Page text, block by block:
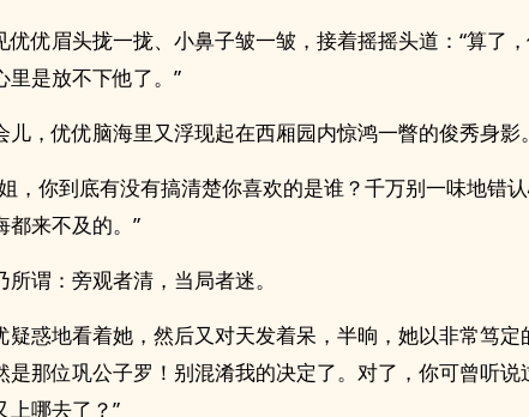
优优眉头拢一拢、小鼻子皱一皱，接着摇摇头道：“算了
里是放不下他了。”
儿，优优脑海里又浮现起在西厢园内惊鸿一瞥的俊秀身影。
，你到底有没有搞清楚你喜欢的是谁？千万别一味地错
都来不及的。”
所谓：旁观者清，当局者迷。
疑惑地看着她，然后又对天发着呆，半晌，她以非常笃定
是那位巩公子罗！别混淆我的决定了。对了，你可曾听说
上哪去了？”